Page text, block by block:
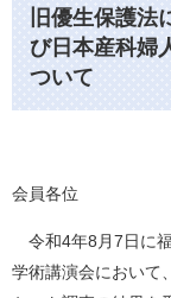
旧優生保護法
び日本産科婦
ついて
会員各位
令和4年8月7日に
学術講演会において